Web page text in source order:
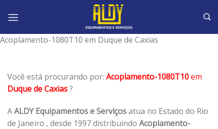
Acoplamento-1080T10 em Duque de Caxias
Você está procurando por: Acoplamento-1080T10em
Duque de Caxias?
AALDY Equipamentos e Serviçosatua no Estado do Rio
de Janeiro , desde 1997 distribuindo Acoplamento-